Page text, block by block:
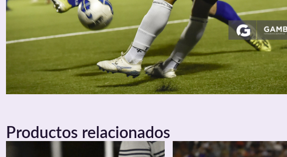
Productos relacionados